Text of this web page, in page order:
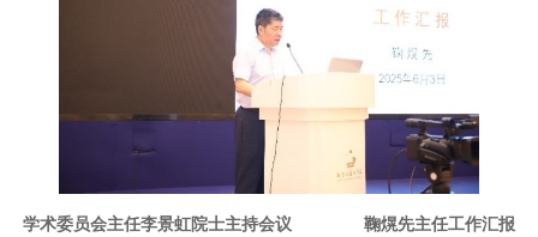
学术委员会主任李景虹院士主持会议 鞠熀先主任工作汇报